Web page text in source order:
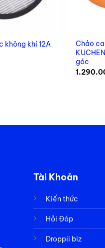
không khí 12A
Chảo
góc
Tài Khoản
Kiến thức
Hỏi Đáp
Droppii biz